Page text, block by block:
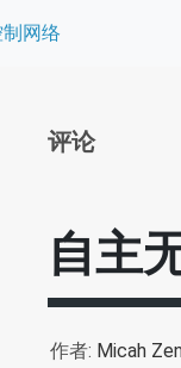
网络
评论
自主
作者: Micah